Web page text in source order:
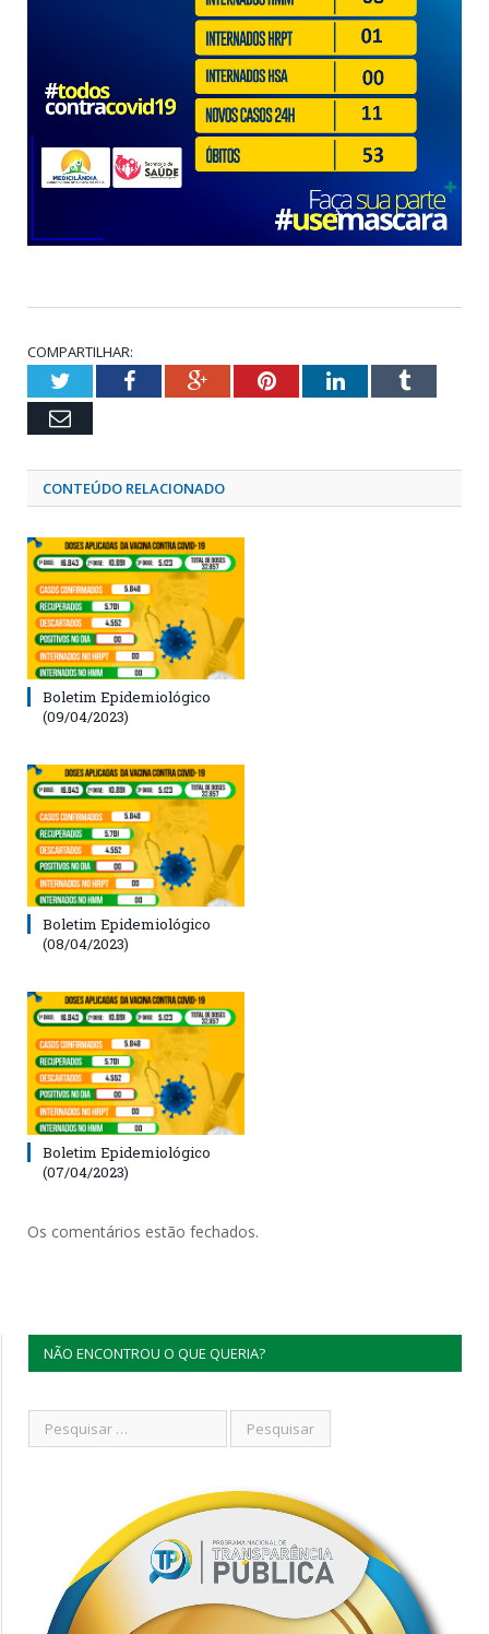
COMPARTILHAR:
TwitterFacebookGoogle+PinterestLinkedInTumblr
Email
CONTEÚDO RELACIONADO
Boletim Epidemiológico
(09/04/2023)
Boletim Epidemiológico
(08/04/2023)
Boletim Epidemiológico
(07/04/2023)
Os comentários estão fechados.
NÃO ENCONTROU O QUE QUERIA?